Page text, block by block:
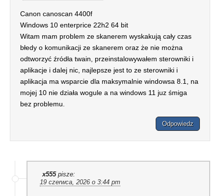
Canon canoscan 4400f
Windows 10 enterprice 22h2 64 bit
Witam mam problem ze skanerem wyskakują cały czas
błedy o komunikacji ze skanerem oraz że nie można
odtworzyć źródła twain, przeinstalowywałem sterowniki i
aplikacje i dalej nic, najlepsze jest to ze sterowniki i
aplikacja ma wsparcie dla maksymalnie windowsa 8.1, na
mojej 10 nie działa wogule a na windows 11 juz śmiga
bez problemu.
Odpowiedz
x555 pisze:
19 czerwca, 2026 o 3:44 pm